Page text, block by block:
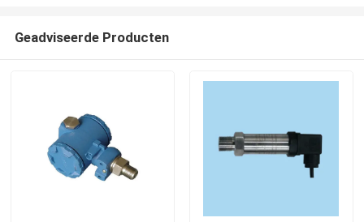
Geadviseerde Producten